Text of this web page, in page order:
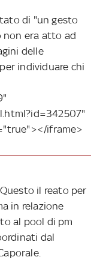
di "un gesto
non era atto ad
delle
individuare chi
iframe>
il reato per
in relazione
al pool di pm
dal